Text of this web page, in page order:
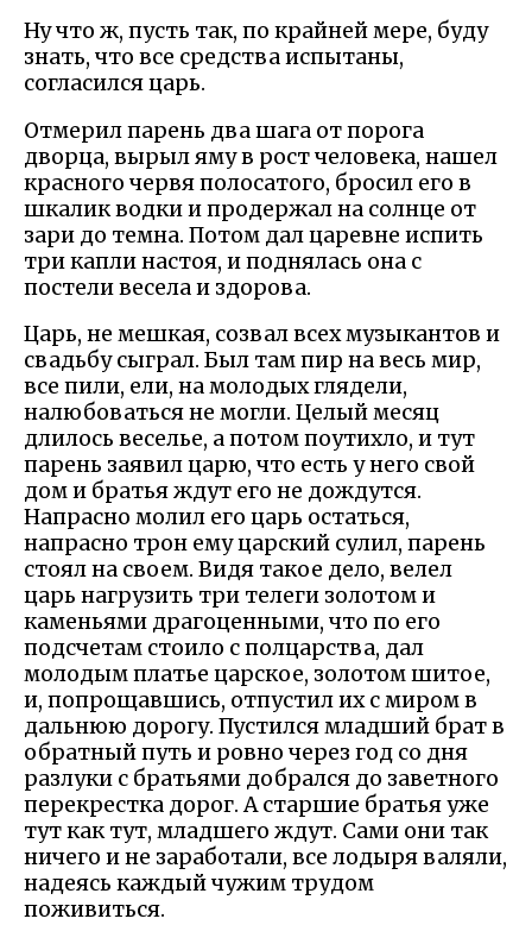
Ну что ж, пусть так, по крайней мере, буду
знать, что все средства испытаны,
согласился царь.
Отмерил парень два шага от порога
дворца, вырыл яму в рост человека, нашел
красного червя полосатого, бросил его в
шкалик водки и продержал на солнце от
зари до темна. Потом дал царевне испить
три капли настоя, и поднялась она с
постели весела и здорова.
Царь, не мешкая, созвал всех музыкантов и
свадьбу сыграл. Был там пир на весь мир,
все пили, ели, на молодых глядели,
налюбоваться не могли. Целый месяц
длилось веселье, а потом поутихло, и тут
парень заявил царю, что есть у него свой
дом и братья ждут его не дождутся.
Напрасно молил его царь остаться,
напрасно трон ему царский сулил, парень
стоял на своем. Видя такое дело, велел
царь нагрузить три телеги золотом и
каменьями драгоценными, что по его
подсчетам стоило с полцарства, дал
молодым платье царское, золотом шитое,
и, попрощавшись, отпустил их с миром в
дальнюю дорогу. Пустился младший брат в
обратный путь и ровно через год со дня
разлуки с братьями добрался до заветного
перекрестка дорог. А старшие братья уже
тут как тут, младшего ждут. Сами они так
ничего и не заработали, все лодыря валяли,
надеясь каждый чужим трудом
поживиться.